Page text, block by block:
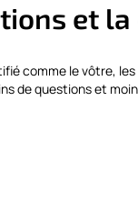
et
comme le vôtre,
de questions et